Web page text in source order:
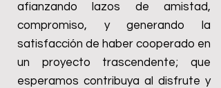
afianzando lazos de amistad,
compromiso, y generando la
satisfacción de haber cooperado en
un proyecto trascendente; que
esperamos contribuya al disfrute y